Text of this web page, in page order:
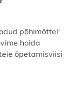
põhimõttel:
hoida
õpetamisviisi